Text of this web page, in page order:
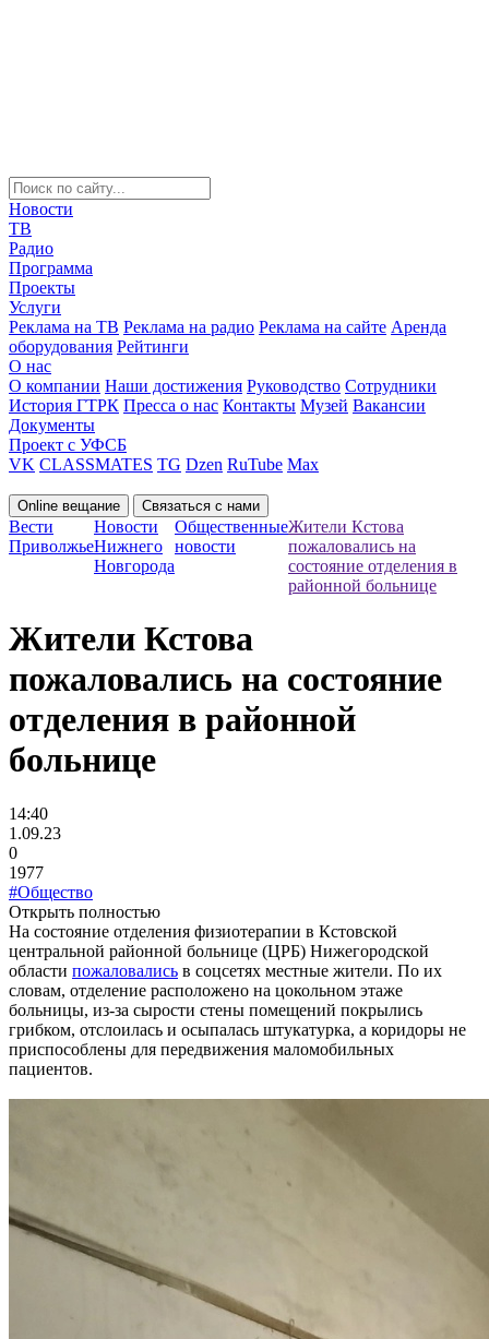
Новости
ТВ
Радио
Программа
Проекты
Услуги
Реклама на ТВ Реклама на радио Реклама на сайте Аренда
оборудования Рейтинги
О нас
О компании Наши достижения Руководство Сотрудники
История ГТРК Пресса о нас Контакты Музей Вакансии
Документы
Проект с УФСБ
VK CLASSMATES TG Dzen RuTube Max
Online вещание Связаться с нами
Вести
Приволжье
Новости
Нижнего
Новгорода
Общественные
новости
Жители Кстова
пожаловались на
состояние отделения в
районной больнице
Жители Кстова
пожаловались на состояние
отделения в районной
больнице
14:40
1.09.23
0
1977
#Общество
Открыть полностью
На состояние отделения физиотерапии в Кстовской
центральной районной больнице (ЦРБ) Нижегородской
области пожаловались в соцсетях местные жители. По их
словам, отделение расположено на цокольном этаже
больницы, из-за сырости стены помещений покрылись
грибком, отслоилась и осыпалась штукатурка, а коридоры не
приспособлены для передвижения маломобильных
пациентов.